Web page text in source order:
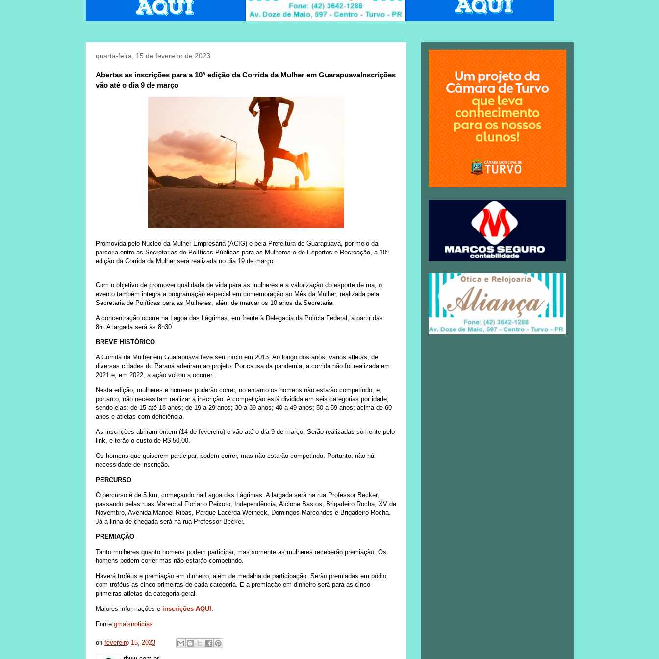
quarta-feira, 15 de fevereiro de 2023
Abertas as inscrições para a 10ª edição da Corrida da Mulher em GuarapuavaInscrições
vão até o dia 9 de março
Promovida pelo Núcleo da Mulher Empresária (ACIG) e pela Prefeitura de Guarapuava, por meio da
parceria entre as Secretarias de Políticas Públicas para as Mulheres e de Esportes e Recreação, a 10ª
edição da Corrida da Mulher será realizada no dia 19 de março.
Com o objetivo de promover qualidade de vida para as mulheres e a valorização do esporte de rua, o
evento também integra a programação especial em comemoração ao Mês da Mulher, realizada pela
Secretaria de Políticas para as Mulheres, além de marcar os 10 anos da Secretaria.
A concentração ocorre na Lagoa das Lágrimas, em frente à Delegacia da Polícia Federal, a partir das
8h. A largada será às 8h30.
BREVE HISTÓRICO
A Corrida da Mulher em Guarapuava teve seu início em 2013. Ao longo dos anos, vários atletas, de
diversas cidades do Paraná aderiram ao projeto. Por causa da pandemia, a corrida não foi realizada em
2021 e, em 2022, a ação voltou a ocorrer.
Nesta edição, mulheres e homens poderão correr, no entanto os homens não estarão competindo, e,
portanto, não necessitam realizar a inscrição. A competição está dividida em seis categorias por idade,
sendo elas: de 15 até 18 anos; de 19 a 29 anos; 30 a 39 anos; 40 a 49 anos; 50 a 59 anos; acima de 60
anos e atletas com deficiência.
As inscrições abriram ontem (14 de fevereiro) e vão até o dia 9 de março. Serão realizadas somente pelo
link, e terão o custo de R$ 50,00.
Os homens que quiserem participar, podem correr, mas não estarão competindo. Portanto, não há
necessidade de inscrição.
PERCURSO
O percurso é de 5 km, começando na Lagoa das Lágrimas. A largada será na rua Professor Becker,
passando pelas ruas Marechal Floriano Peixoto, Independência, Alcione Bastos, Brigadeiro Rocha, XV de
Novembro, Avenida Manoel Ribas, Parque Lacerda Werneck, Domingos Marcondes e Brigadeiro Rocha.
Já a linha de chegada será na rua Professor Becker.
PREMIAÇÃO
Tanto mulheres quanto homens podem participar, mas somente as mulheres receberão premiação. Os
homens podem correr mas não estarão competindo.
Haverá troféus e premiação em dinheiro, além de medalha de participação. Serão premiadas em pódio
com troféus as cinco primeiras de cada categoria. E a premiação em dinheiro será para as cinco
primeiras atletas da categoria geral.
Maiores informações einscrições AQUI.
Fonte:gmaisnoticias
on fevereiro 15, 2023